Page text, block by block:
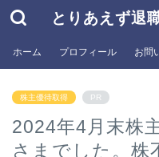
とりあえず退
ホーム プロフィール お問
株主優待取得 PR
2024年4月末株
さまでした。株